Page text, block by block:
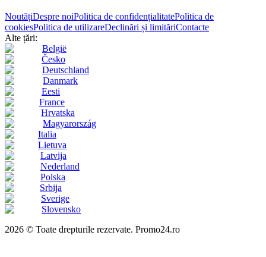
NoutățiDespre noiPolitica de confidențialitatePolitica de
cookiesPolitica de utilizareDeclinări și limităriContacte
Alte țări:
België
Česko
Deutschland
Danmark
Eesti
France
Hrvatska
Magyarország
Italia
Lietuva
Latvija
Nederland
Polska
Srbija
Sverige
Slovensko
2026 © Toate drepturile rezervate. Promo24.ro